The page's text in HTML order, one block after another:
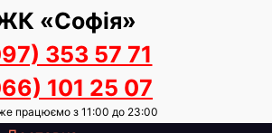
«Софія»
353 57 71
101 25 07
працюємо з 11:00 до 23:00